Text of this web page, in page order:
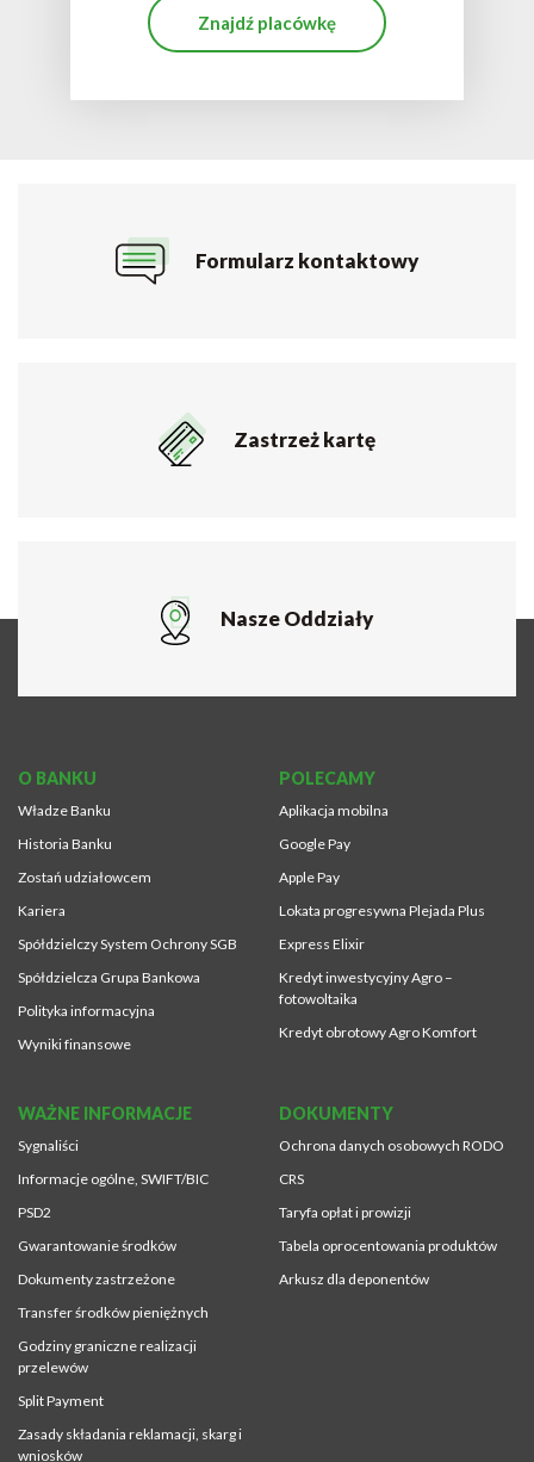
Znajdź placówkę
Formularz kontaktowy
Zastrzeż kartę
Nasze Oddziały
O BANKU
Władze Banku
Historia Banku
Zostań udziałowcem
Kariera
Spółdzielczy System Ochrony SGB
Spółdzielcza Grupa Bankowa
Polityka informacyjna
Wyniki finansowe
POLECAMY
Aplikacja mobilna
Google Pay
Apple Pay
Lokata progresywna Plejada Plus
Express Elixir
Kredyt inwestycyjny Agro –
fotowoltaika
Kredyt obrotowy Agro Komfort
WAŻNE INFORMACJE
Sygnaliści
Informacje ogólne, SWIFT/BIC
PSD2
Gwarantowanie środków
Dokumenty zastrzeżone
Transfer środków pieniężnych
Godziny graniczne realizacji
przelewów
Split Payment
Zasady składania reklamacji, skarg i
wniosków
DOKUMENTY
Ochrona danych osobowych RODO
CRS
Taryfa opłat i prowizji
Tabela oprocentowania produktów
Arkusz dla deponentów